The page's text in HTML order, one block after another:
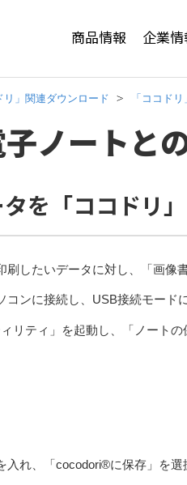
商品情報 企業情
リ」関連ダウンロード 「ココド
ノートと
を「ココドリ
したいデータに対し、「画像
ンに接続し、USB接続モード
リティ」を起動し、「ノートの
れ、「cocodori®に保存」を選